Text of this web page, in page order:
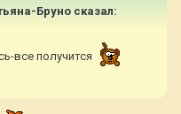
Бруно сказал:
все получится